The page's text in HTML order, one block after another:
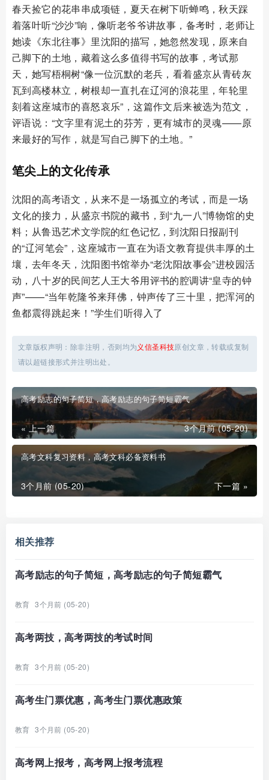
春天捡它的花串串成项链，夏天在树下听蝉鸣，秋天踩
着落叶听“沙沙”响，像听老爷爷讲故事，备考时，老师让
她读《东北往事》里沈阳的描写，她忽然发现，原来自
己脚下的土地，藏着这么多值得书写的故事，考试那
天，她写梧桐树“像一位沉默的老兵，看着盛京从青砖灰
瓦到高楼林立，树根却一直扎在辽河的浪花里，年轮里
刻着这座城市的喜怒哀乐”，这篇作文后来被选为范文，
评语说：“文字里有泥土的芬芳，更有城市的灵魂——原
来最好的写作，就是写自己脚下的土地。”
笔尖上的文化传承
沈阳的高考语文，从来不是一场孤立的考试，而是一场
文化的接力，从盛京书院的藏书，到“九一八”博物馆的史
料；从鲁迅艺术文学院的红色记忆，到沈阳日报副刊
的“辽河笔会”，这座城市一直在为语文教育提供丰厚的土
壤，去年冬天，沈阳图书馆举办“老沈阳故事会”进校园活
动，八十岁的民间艺人王大爷用评书的腔调讲“皇寺的钟
声”——“当年乾隆爷来拜佛，钟声传了三十里，把浑河的
鱼都震得跳起来！”学生们听得入了
文章版权声明：除非注明，否则均为义信圣科技原创文章，转载或复制
请以超链接形式并注明出处。
高考励志的句子简短，高考励志的句子简短霸气
« 上一篇 3个月前 (05-20)
高考文科复习资料，高考文科必备资料书
下一篇 »
3个月前 (05-20)
相关推荐
高考励志的句子简短，高考励志的句子简短霸气
教育 3个月前 (05-20)
高考两技，高考两技的考试时间
教育 3个月前 (05-20)
高考生门票优惠，高考生门票优惠政策
教育 3个月前 (05-20)
高考网上报考，高考网上报考流程